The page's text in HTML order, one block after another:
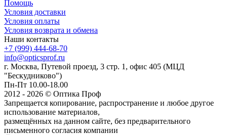
Помощь
Условия доставки
Условия оплаты
Условия возврата и обмена
Наши контакты
+7 (999) 444-68-70
info@opticsprof.ru
г. Москва, Путевой проезд, 3 стр. 1, офис 405 (МЦД
"Бескудниково")
Пн-Пт 10.00-18.00
2012 - 2026 © Оптика Проф
Запрещается копирование, распространение и любое другое
использование материалов,
размещённых на данном сайте, без предварительного
письменного согласия компании